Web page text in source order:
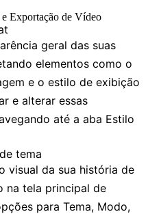
Exportação de Vídeo
geral das suas
elementos como o
e o estilo de exibição
e alterar essas
até a aba Estilo
tema
visual da sua história de
na tela principal de
para Tema, Modo,